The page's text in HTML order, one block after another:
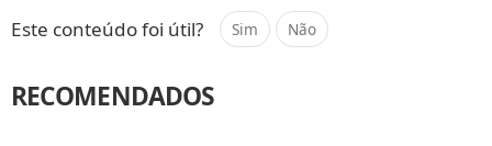
Este conteúdo foi útil? Sim Não
RECOMENDADOS